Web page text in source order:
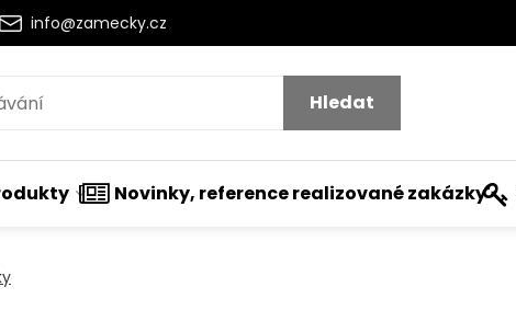
info@zamecky.cz
Hledat
Novinky, reference realizované zakázky